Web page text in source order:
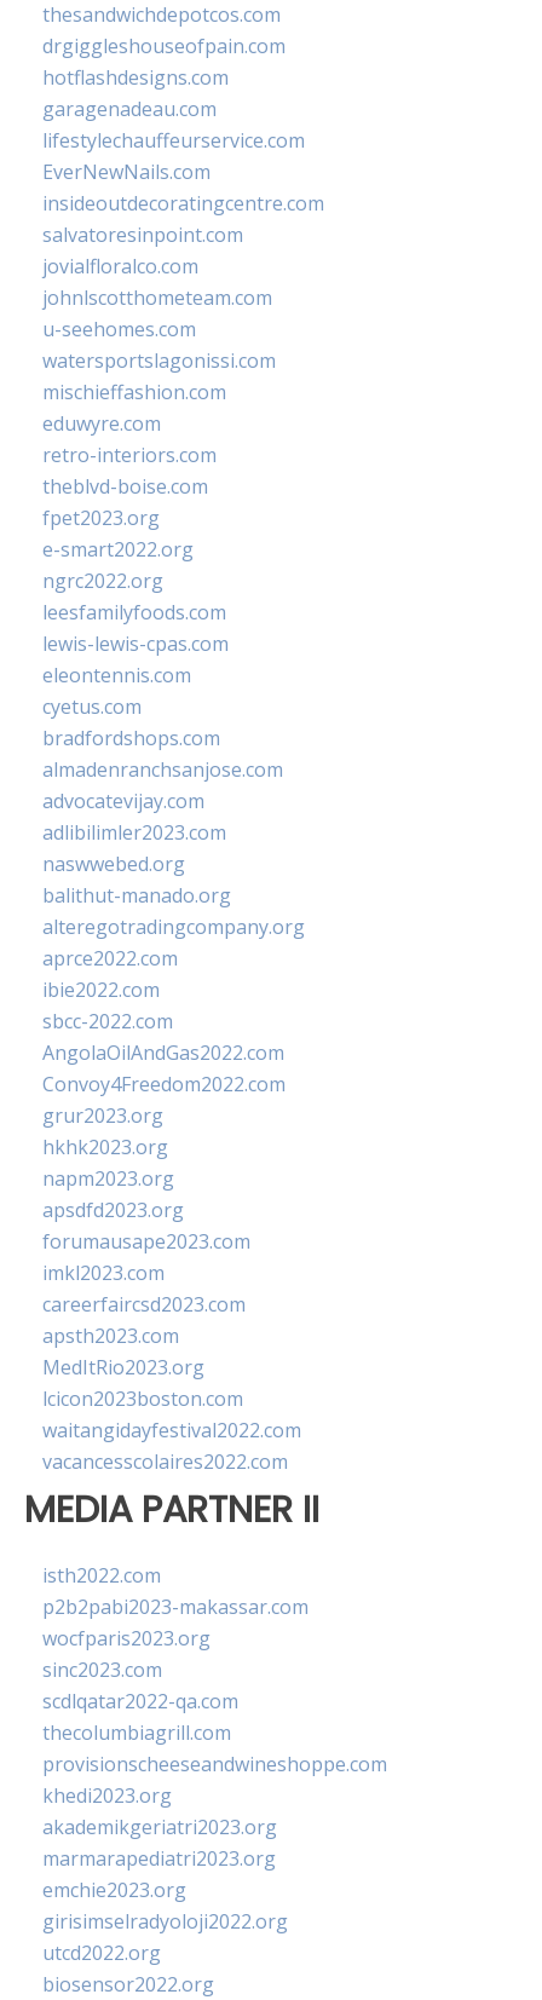
thesandwichdepotcos.com
drgiggleshouseofpain.com
hotflashdesigns.com
garagenadeau.com
lifestylechauffeurservice.com
EverNewNails.com
insideoutdecoratingcentre.com
salvatoresinpoint.com
jovialfloralco.com
johnlscotthometeam.com
u-seehomes.com
watersportslagonissi.com
mischieffashion.com
eduwyre.com
retro-interiors.com
theblvd-boise.com
fpet2023.org
e-smart2022.org
ngrc2022.org
leesfamilyfoods.com
lewis-lewis-cpas.com
eleontennis.com
cyetus.com
bradfordshops.com
almadenranchsanjose.com
advocatevijay.com
adlibilimler2023.com
naswwebed.org
balithut-manado.org
alteregotradingcompany.org
aprce2022.com
ibie2022.com
sbcc-2022.com
AngolaOilAndGas2022.com
Convoy4Freedom2022.com
grur2023.org
hkhk2023.org
napm2023.org
apsdfd2023.org
forumausape2023.com
imkl2023.com
careerfaircsd2023.com
apsth2023.com
MedItRio2023.org
lcicon2023boston.com
waitangidayfestival2022.com
vacancesscolaires2022.com
MEDIA PARTNER II
isth2022.com
p2b2pabi2023-makassar.com
wocfparis2023.org
sinc2023.com
scdlqatar2022-qa.com
thecolumbiagrill.com
provisionscheeseandwineshoppe.com
khedi2023.org
akademikgeriatri2023.org
marmarapediatri2023.org
emchie2023.org
girisimselradyoloji2022.org
utcd2022.org
biosensor2022.org